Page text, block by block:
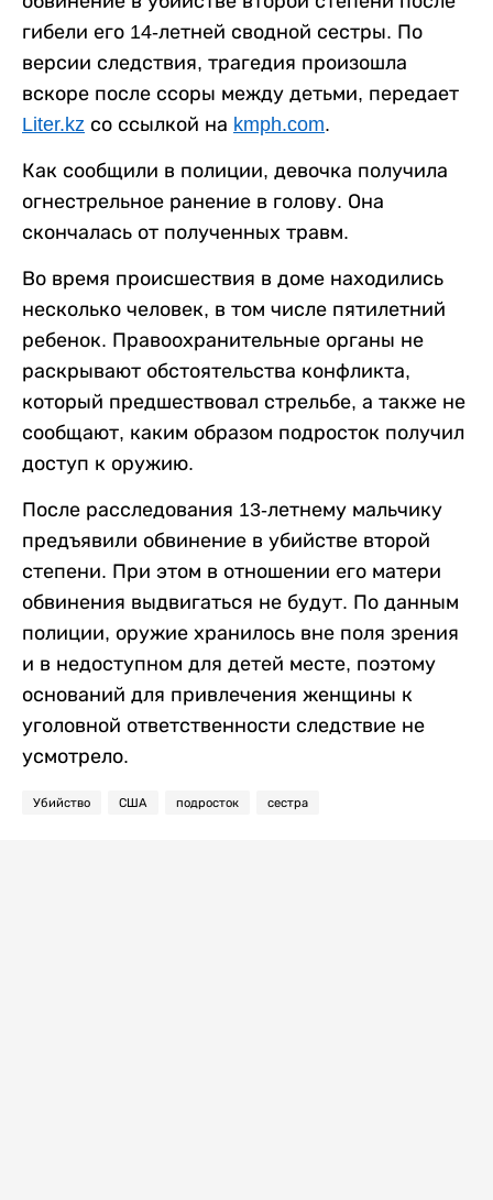
гибели его 14-летней сводной сестры. По
версии следствия, трагедия произошла
вскоре после ссоры между детьми, передает
Liter.kz со ссылкой на kmph.com.
Как сообщили в полиции, девочка получила
огнестрельное ранение в голову. Она
скончалась от полученных травм.
Во время происшествия в доме находились
несколько человек, в том числе пятилетний
ребенок. Правоохранительные органы не
раскрывают обстоятельства конфликта,
который предшествовал стрельбе, а также не
сообщают, каким образом подросток получил
доступ к оружию.
После расследования 13-летнему мальчику
предъявили обвинение в убийстве второй
степени. При этом в отношении его матери
обвинения выдвигаться не будут. По данным
полиции, оружие хранилось вне поля зрения
и в недоступном для детей месте, поэтому
оснований для привлечения женщины к
уголовной ответственности следствие не
усмотрело.
Убийство США подросток сестра